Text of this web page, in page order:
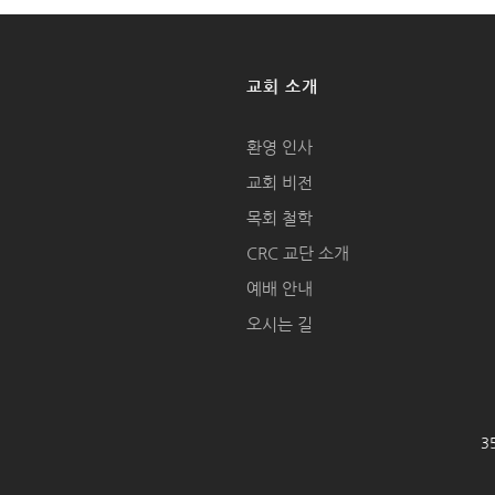
교회 소개
환영 인사
교회 비전
목회 철학
CRC 교단 소개
예배 안내
오시는 길